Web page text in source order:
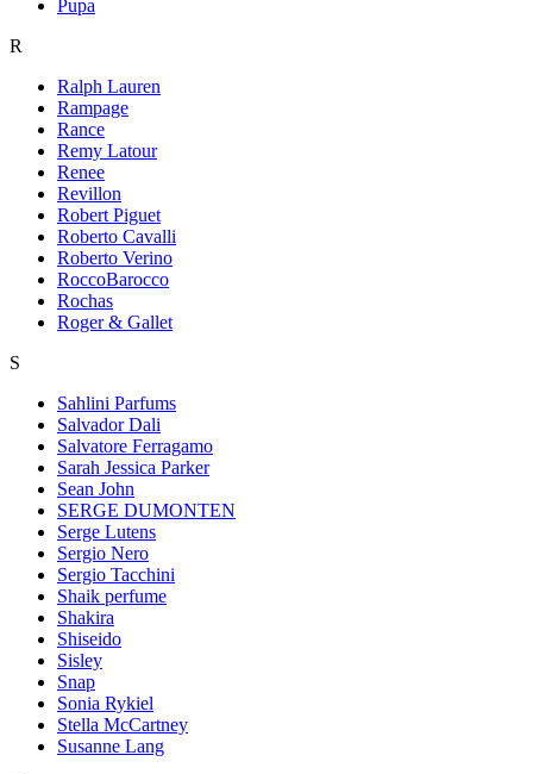
Pupa
R
Ralph Lauren
Rampage
Rance
Remy Latour
Renee
Revillon
Robert Piguet
Roberto Cavalli
Roberto Verino
RoccoBarocco
Rochas
Roger & Gallet
S
Sahlini Parfums
Salvador Dali
Salvatore Ferragamo
Sarah Jessica Parker
Sean John
SERGE DUMONTEN
Serge Lutens
Sergio Nero
Sergio Tacchini
Shaik perfume
Shakira
Shiseido
Sisley
Snap
Sonia Rykiel
Stella McCartney
Susanne Lang